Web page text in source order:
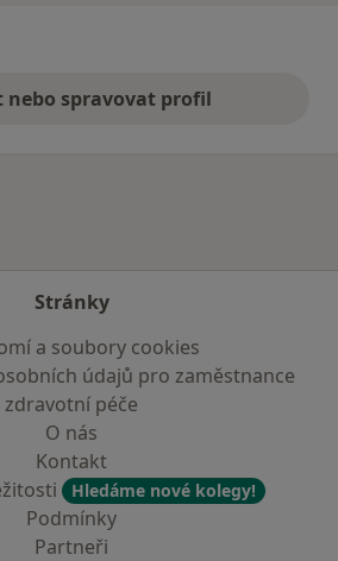
nebo spravovat profil
Stránky
a soubory cookies
údajů pro zaměstnance
zdravotní péče
O nás
Kontakt
Hledáme nové kolegy!
Podmínky
Partneři